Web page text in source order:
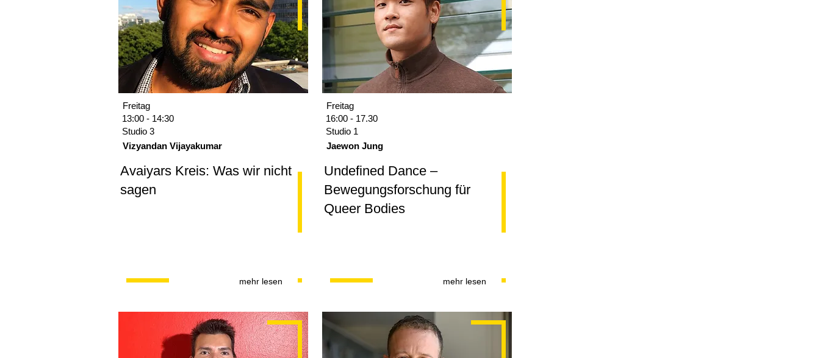
Freitag
13:00 - 14:30
Studio 3
Vizyandan Vijayakumar
Avaiyars Kreis: Was wir nicht
sagen
mehr lesen
Freitag
16:00 - 17.30
Studio 1
Jaewon Jung
Undefined Dance –
Bewegungsforschung für
Queer Bodies
mehr lesen